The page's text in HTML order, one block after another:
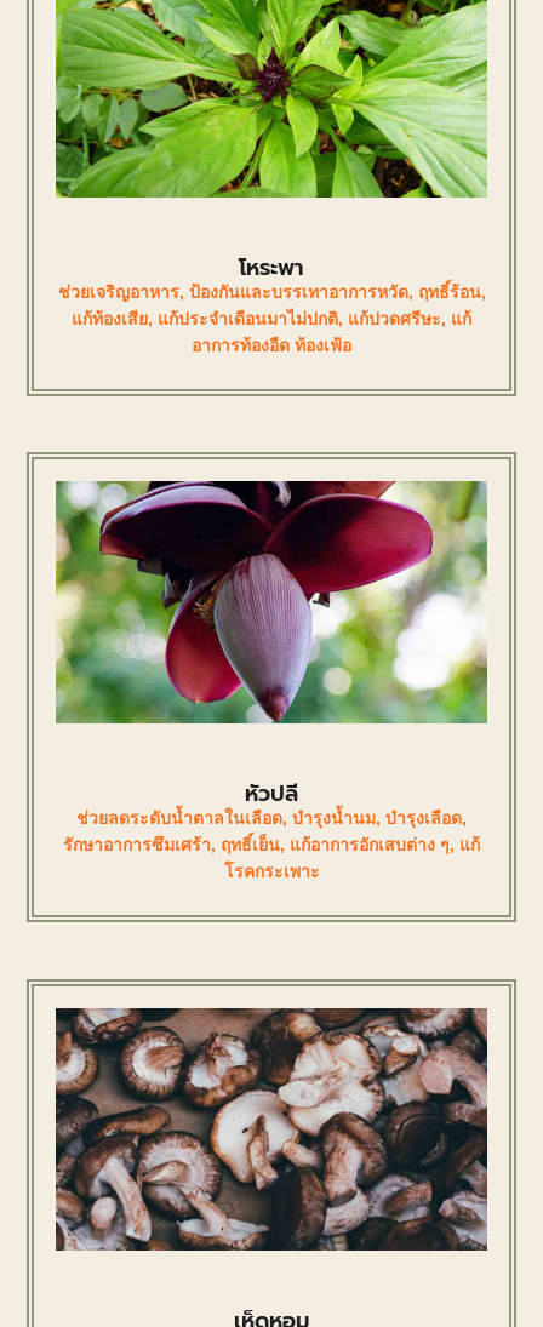
โหระพา
ช่วยเจริญอาหาร, ป้องกันและบรรเทาอาการหวัด, ฤทธิ์ร้อน,
แก้ท้องเสีย, แก้ประจำเดือนมาไม่ปกติ, แก้ปวดศรีษะ, แก้
อาการท้องอืด ท้องเฟ้อ
หัวปลี
ช่วยลดระดับน้ำตาลในเลือด, บำรุงน้ำนม, บำรุงเลือด,
รักษาอาการซึมเศร้า, ฤทธิ์เย็น, แก้อาการอักเสบต่าง ๆ, แก้
โรคกระเพาะ